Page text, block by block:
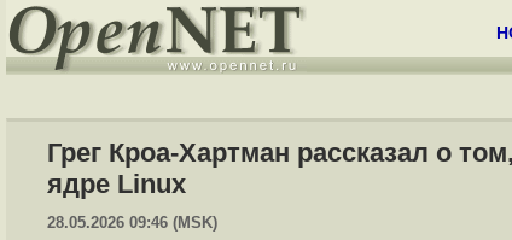
Грег Кроа-Хартман рассказал о
ядре Linux
28.05.2026 09:46 (MSK)